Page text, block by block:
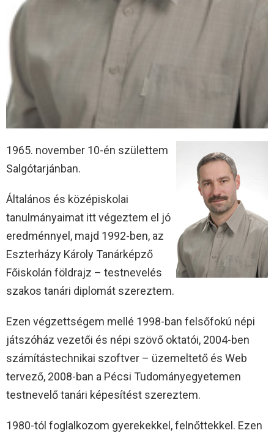
1965. november 10-én születtem
Salgótarjánban.
Általános és középiskolai
tanulmányaimat itt végeztem el jó
eredménnyel, majd 1992-ben, az
Eszterházy Károly Tanárképző
Főiskolán földrajz – testnevelés
szakos tanári diplomát szereztem.
Ezen végzettségem mellé 1998-ban felsőfokú népi
játszóház vezetői és népi szövő oktatói, 2004-ben
számítástechnikai szoftver – üzemeltető és Web
tervező, 2008-ban a Pécsi Tudományegyetemen
testnevelő tanári képesítést szereztem.
1980-tól foglalkozom gyerekekkel, felnőttekkel. Ezen